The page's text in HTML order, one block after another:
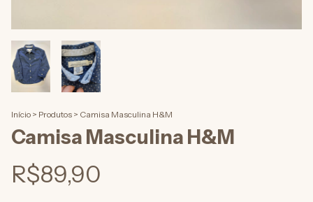
Início > Produtos > Camisa Masculina H&M
Camisa Masculina H&M
R$89,90